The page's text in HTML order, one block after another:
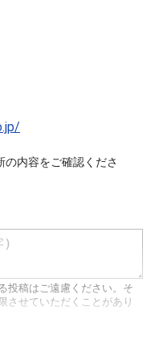
内容をご確認くださ